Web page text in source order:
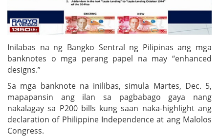
Inilabas na ng Bangko Sentral ng Pilipinas ang mga
banknotes o mga perang papel na may “enhanced
designs.”
Sa mga banknote na inilibas, simula Martes, Dec. 5,
mapapansin ang ilan sa pagbabago gaya nang
nakalagay sa P200 bills kung saan naka-highlight ang
declaration of Philippine Independence at ang Malolos
Congress.